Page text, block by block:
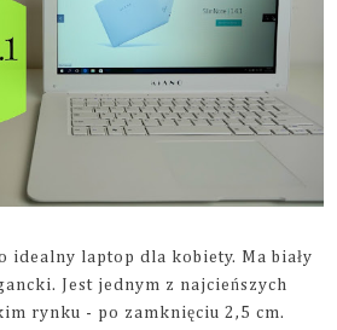
idealny laptop dla kobiety. Ma biały
Jest jednym z najcieńszych
rynku - po zamknięciu 2,5 cm.